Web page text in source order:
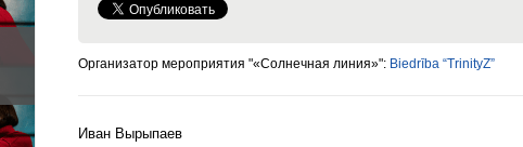
Организатор мероприятия "«Солнечная линия»": Biedrība “TrinityZ”
Иван Вырыпаев